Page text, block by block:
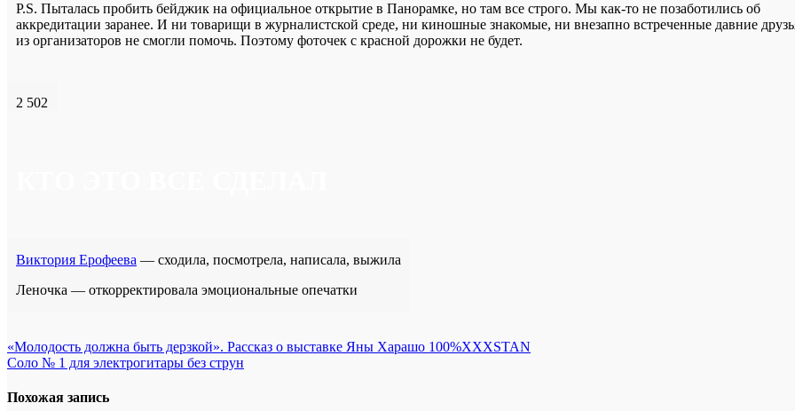
P.S. Пыталась пробить бейджик на официальное открытие в Панорамке, но там все строго. Мы как-то не позаботились об
аккредитации заранее. И ни товарищи в журналистской среде, ни киношные знакомые, ни внезапно встреченные давние
из организаторов не смогли помочь. Поэтому фоточек с красной дорожки не будет.
2 502
Виктория Ерофеева — сходила, посмотрела, написала, выжила
Леночка — откорректировала эмоциональные опечатки
Навигация
по
записям
«Молодость должна быть дерзкой». Рассказ о выставке Яны Харашо 100%XXXSTAN
Соло № 1 для электрогитары без струн
Похожая запись